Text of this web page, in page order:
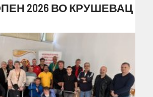
2026 ВО КРУШЕВАЦ